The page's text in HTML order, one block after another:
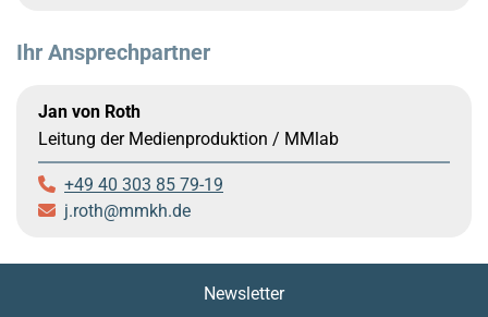
Ihr Ansprechpartner
Jan von Roth
Leitung der Medienproduktion / MMlab
+49 40 303 85 79-19
j.roth
mmkh.de
Newsletter